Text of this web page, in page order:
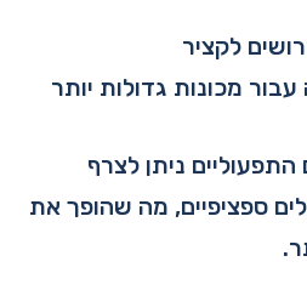
לקציר
מכונות גדולות יותר
ניתן לצרף
ספציפיים, מה שהופך את